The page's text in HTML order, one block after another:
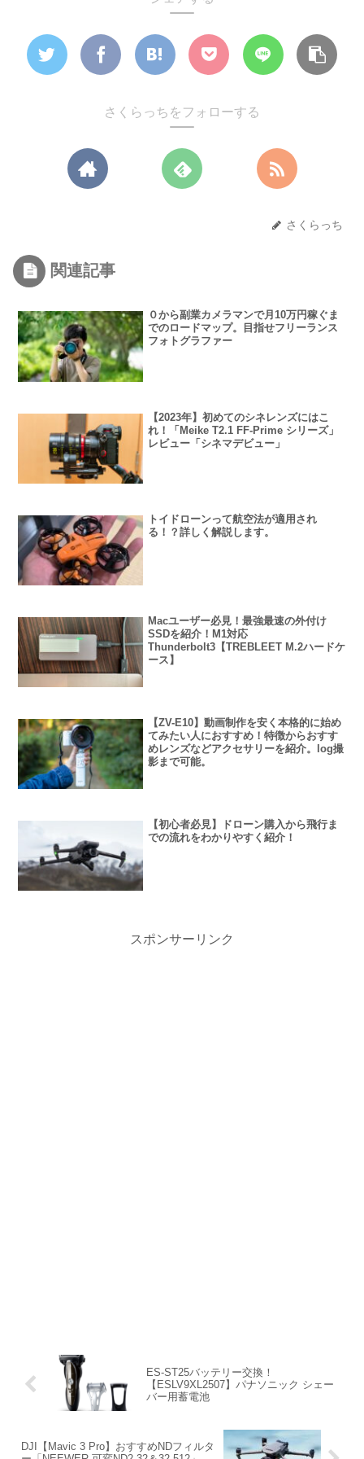
さくらっちをフォローする
さくらっち
関連記事
０から副業カメラマンで月10万円稼ぐま
でのロードマップ。目指せフリーランス
フォトグラファー
【2023年】初めてのシネレンズにはこ
れ！「Meike T2.1 FF-Prime シリーズ」
レビュー「シネマデビュー」
トイドローンって航空法が適用され
る！？詳しく解説します。
Macユーザー必見！最強最速の外付け
SSDを紹介！M1対応
Thunderbolt3【TREBLEET M.2ハードケ
ース】
【ZV-E10】動画制作を安く本格的に始め
てみたい人におすすめ！特徴からおすす
めレンズなどアクセサリーを紹介。log撮
影まで可能。
【初心者必見】ドローン購入から飛行ま
での流れをわかりやすく紹介！
スポンサーリンク
ES-ST25バッテリー交換！
【ESLV9XL2507】パナソニック シェー
バー用蓄電池
DJI【Mavic 3 Pro】おすすめNDフィルタ